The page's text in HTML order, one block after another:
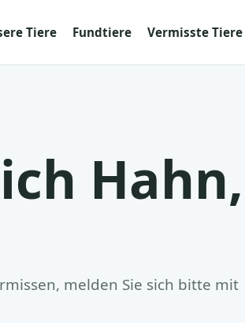
Tiere Fundtiere Vermisste Tiere
Hahn,
melden Sie sich bitte mit